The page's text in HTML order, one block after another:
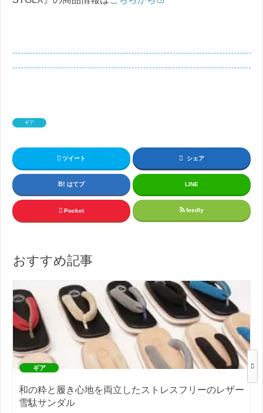
ギア
ツイート シェア
はてブ LINE
Pocket feedly
おすすめ記事
ギア
和の粋と履き心地を両立したストレスフリーのレザー
雪駄サンダル